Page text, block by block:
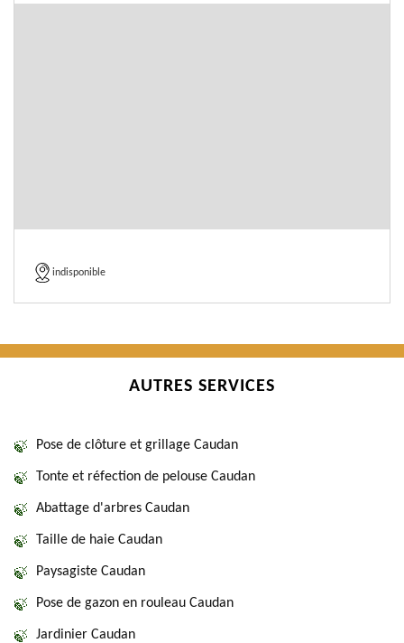
indisponible
AUTRES SERVICES
Pose de clôture et grillage Caudan
Tonte et réfection de pelouse Caudan
Abattage d'arbres Caudan
Taille de haie Caudan
Paysagiste Caudan
Pose de gazon en rouleau Caudan
Jardinier Caudan